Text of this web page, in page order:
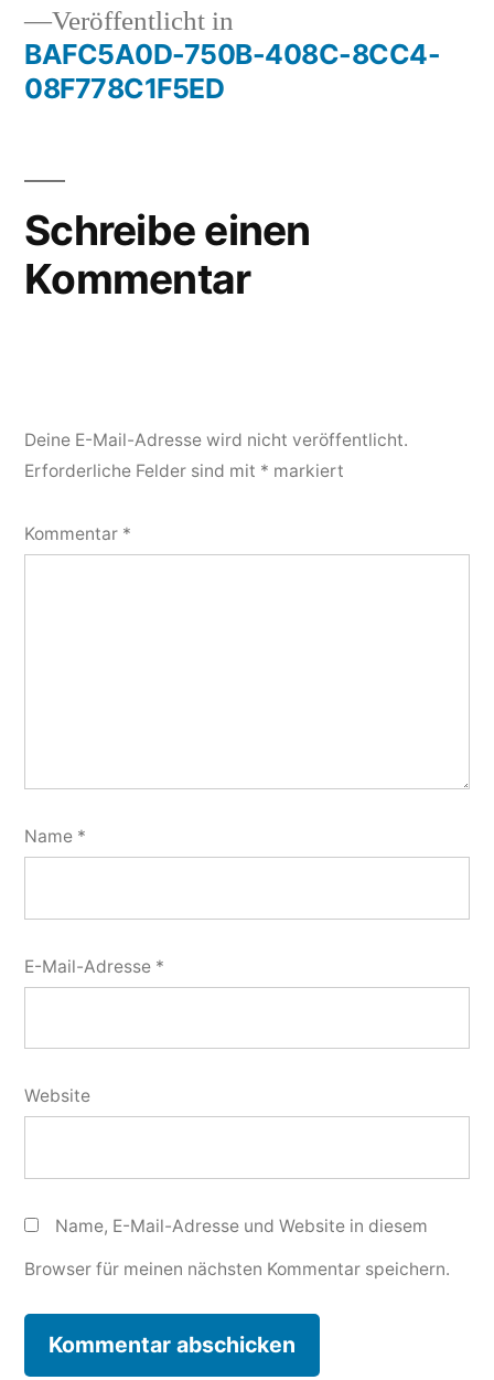
Beitragsnavigation
Veröffentlicht in
BAFC5A0D-750B-408C-8CC4-
08F778C1F5ED
Schreibe einen
Kommentar
Deine E-Mail-Adresse wird nicht veröffentlicht.
Erforderliche Felder sind mit * markiert
Kommentar *
Name *
E-Mail-Adresse *
Website
Name, E-Mail-Adresse und Website in diesem
Browser für meinen nächsten Kommentar speichern.